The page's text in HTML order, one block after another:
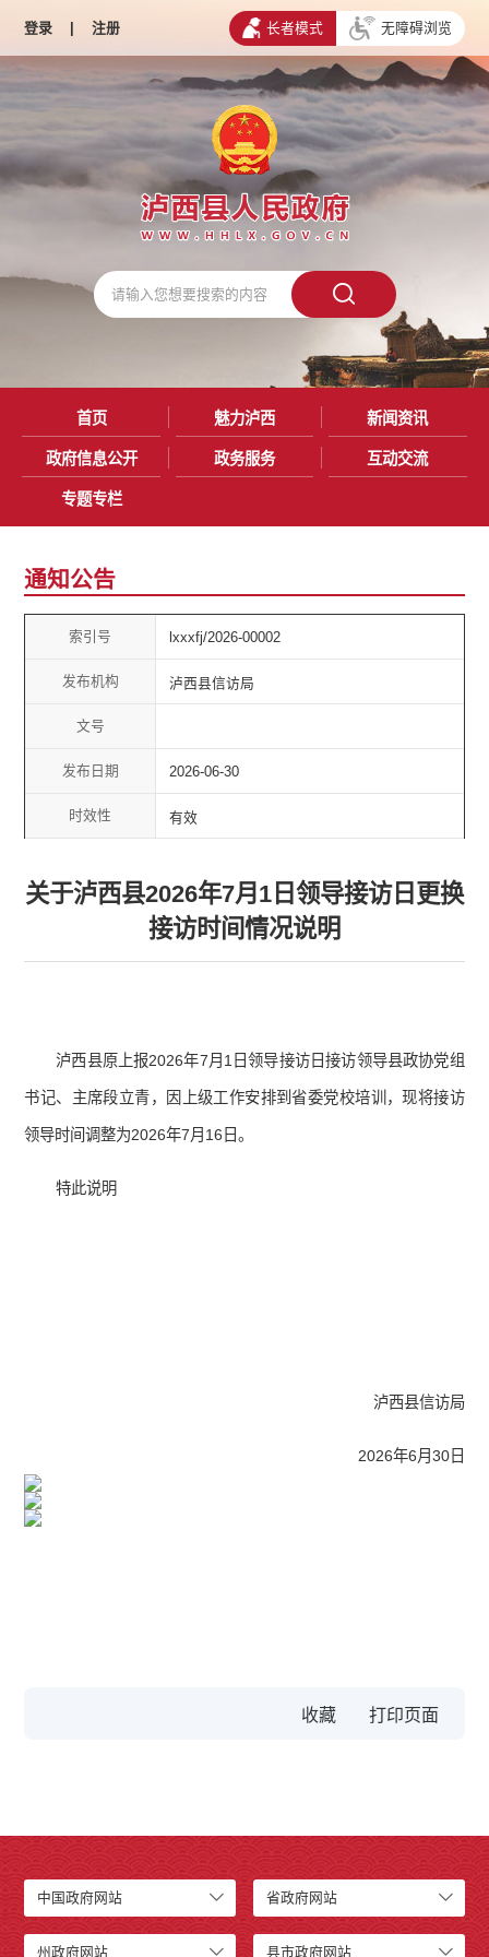
登录 | 注册 长者模式 无障碍浏览
首页 魅力泸西 新闻资讯
政府信息公开 政务服务 互动交流
专题专栏
通知公告
索引号 lxxxfj/2026-00002
发布机构 泸西县信访局
文号
发布日期 2026-06-30
时效性 有效
关于泸西县2026年7月1日领导接访日更换
接访时间情况说明
泸西县原上报2026年7月1日领导接访日接访领导县政协党组
书记、主席段立青，因上级工作安排到省委党校培训，现将接访
领导时间调整为2026年7月16日。
特此说明
泸西县信访局
2026年6月30日
收藏
中国政府网站 省政府网站
州政府网站 县市政府网站